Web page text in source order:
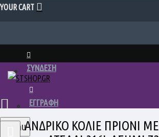
YOUR CART
ΣΥΝΔΕΣΗ
ΕΓΓΡΑΦΗ
MenuΑΝΔΡΙΚΟ ΚΟΛΙΕ ΠΡΙΟΝΙ